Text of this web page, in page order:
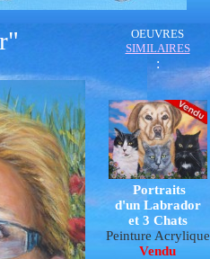
OEUVRES
SIMILAIRES
:
Portraits
d'un Labrador
et 3 Chats
Peinture Acrylique
Vendu